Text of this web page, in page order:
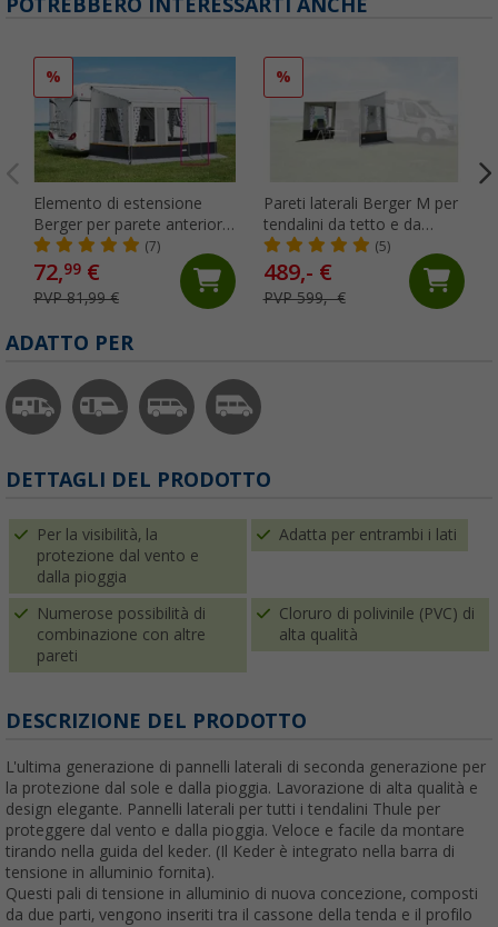
POTREBBERO INTERESSARTI ANCHE
%
Elemento di estensione
Berger per parete anteriore
Fiamma 50 cm (7)
72,99 €
PVP 81,99 €
%
Pareti laterali Berger M per
tendalini da tetto e da
parete Thule 220 - 240 cm
(5)
489,- €
PVP 599,- €
ADATTO PER
DETTAGLI DEL PRODOTTO
Per la visibilità, la
protezione dal vento e
dalla pioggia
Adatta per entrambi i lati
Numerose possibilità di
combinazione con altre
pareti
Cloruro di polivinile (PVC) di
alta qualità
DESCRIZIONE DEL PRODOTTO
L'ultima generazione di pannelli laterali di seconda generazione per
la protezione dal sole e dalla pioggia. Lavorazione di alta qualità e
design elegante. Pannelli laterali per tutti i tendalini Thule per
proteggere dal vento e dalla pioggia. Veloce e facile da montare
tirando nella guida del keder. (Il Keder è integrato nella barra di
tensione in alluminio fornita).
Questi pali di tensione in alluminio di nuova concezione, composti
da due parti, vengono inseriti tra il cassone della tenda e il profilo